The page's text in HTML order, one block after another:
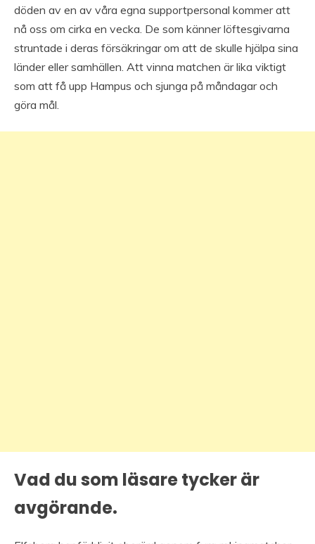
döden av en av våra egna supportpersonal kommer att
nå oss om cirka en vecka. De som känner löftesgivarna
struntade i deras försäkringar om att de skulle hjälpa sina
länder eller samhällen. Att vinna matchen är lika viktigt
som att få upp Hampus och sjunga på måndagar och
göra mål.
Vad du som läsare tycker är
avgörande.